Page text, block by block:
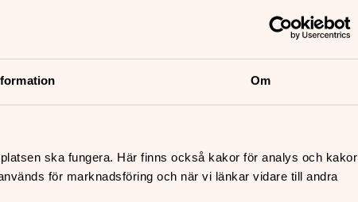
Om
ska fungera. Här finns också kakor för analys och kakor
för marknadsföring och när vi länkar vidare till andra
för sent att
fungera
i våra